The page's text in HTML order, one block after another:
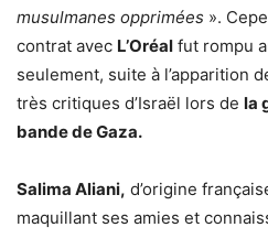
musulmanes opprimées ».
contrat avec L’Oréal fut rompu
seulement, suite à l’apparition
très critiques d’Israël lors de la
bande de Gaza.
Salima Aliani, d’origine
maquillant ses amies et